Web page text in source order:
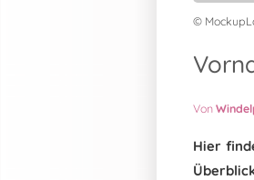
©
Von
Hier